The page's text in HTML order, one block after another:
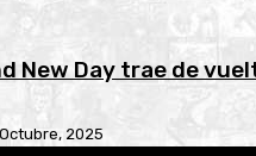
New Day trae de
2025